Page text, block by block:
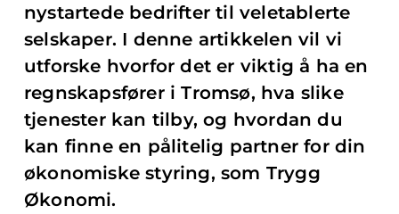
nystartede bedrifter til veletablerte
selskaper. I denne artikkelen vil vi
utforske hvorfor det er viktig å ha en
regnskapsfører i Tromsø, hva slike
tjenester kan tilby, og hvordan du
kan finne en pålitelig partner for din
økonomiske styring, som Trygg
Økonomi.